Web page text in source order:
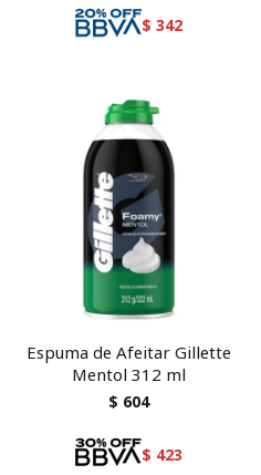
$ 342
Espuma de Afeitar Gillette
Mentol 312 ml
$ 604
$ 423